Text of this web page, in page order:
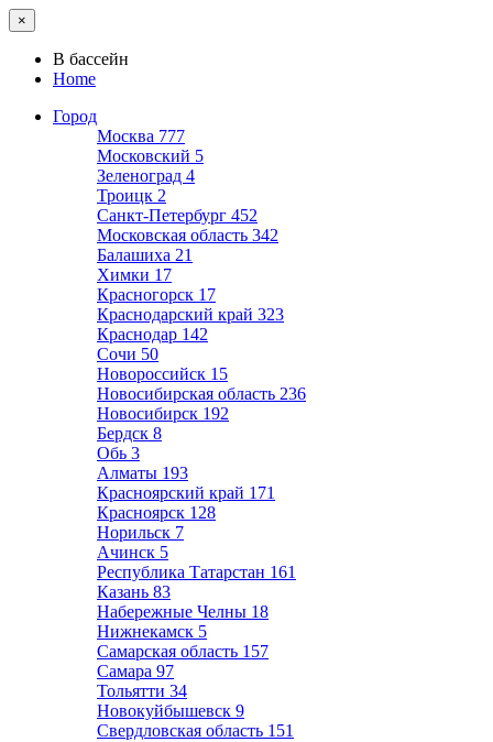
×
В бассейн
Home
Город
Москва 777
Московский 5
Зеленоград 4
Троицк 2
Санкт-Петербург 452
Московская область 342
Балашиха 21
Химки 17
Красногорск 17
Краснодарский край 323
Краснодар 142
Сочи 50
Новороссийск 15
Новосибирская область 236
Новосибирск 192
Бердск 8
Обь 3
Алматы 193
Красноярский край 171
Красноярск 128
Норильск 7
Ачинск 5
Республика Татарстан 161
Казань 83
Набережные Челны 18
Нижнекамск 5
Самарская область 157
Самара 97
Тольятти 34
Новокуйбышевск 9
Свердловская область 151